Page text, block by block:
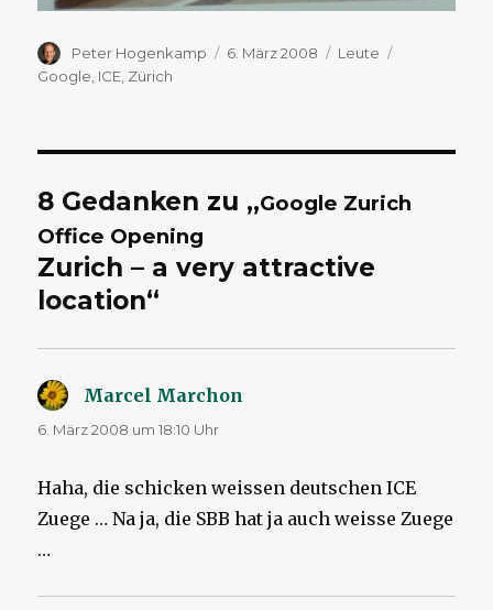
Autor
Peter Hogenkamp
Veröffentlicht
6. März 2008 Kategorien
Leute
Google ICE Zürich
8 Gedanken zu „Google Zurich
Office Opening
Zurich – a very attractive
location“
Marcel Marchon
6. März 2008 um 18:10 Uhr
Haha, die schicken weissen deutschen ICE
Zuege … Na ja, die SBB hat ja auch weisse Zuege
…